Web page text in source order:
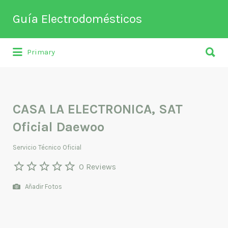
Guía Electrodomésticos
Directorio de empresas relacionadas
Buscar
por:
Primary
por:
CASA LA ELECTRONICA, SAT
Oficial Daewoo
Servicio Técnico Oficial
0 Reviews
Añadir Fotos